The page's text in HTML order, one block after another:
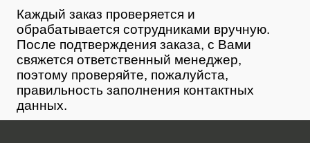
Каждый заказ проверяется и
обрабатывается сотрудниками вручную.
После подтверждения заказа, с Вами
свяжется ответственный менеджер,
поэтому проверяйте, пожалуйста,
правильность заполнения контактных
данных.